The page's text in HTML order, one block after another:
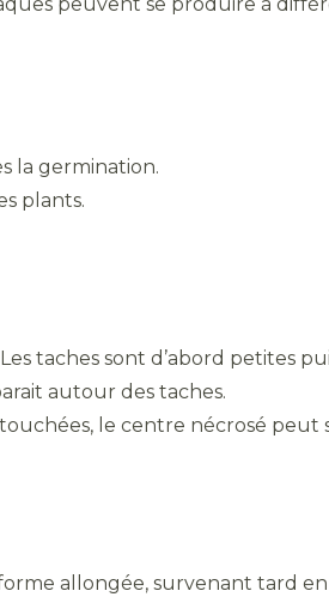
la germination.
plants.
taches sont d’abord petites
autour des taches.
le centre nécrosé
allongée, survenant tard en